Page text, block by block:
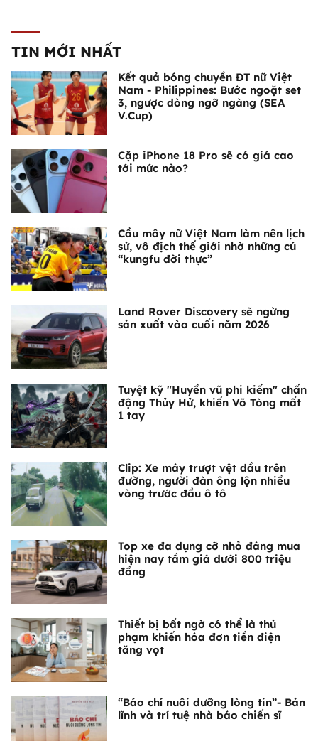
TIN MỚI NHẤT
Kết quả bóng chuyền ĐT nữ Việt
Nam - Philippines: Bước ngoặt set
3, ngược dòng ngỡ ngàng (SEA
V.Cup)
Cặp iPhone 18 Pro sẽ có giá cao
tới mức nào?
Cầu mây nữ Việt Nam làm nên lịch
sử, vô địch thế giới nhờ những cú
“kungfu đời thực”
Land Rover Discovery sẽ ngừng
sản xuất vào cuối năm 2026
Tuyệt kỹ "Huyền vũ phi kiếm" chấn
động Thủy Hử, khiến Võ Tòng mất
1 tay
Clip: Xe máy trượt vệt dầu trên
đường, người đàn ông lộn nhiều
vòng trước đầu ô tô
Top xe đa dụng cỡ nhỏ đáng mua
hiện nay tầm giá dưới 800 triệu
đồng
Thiết bị bất ngờ có thể là thủ
phạm khiến hóa đơn tiền điện
tăng vọt
“Báo chí nuôi dưỡng lòng tin”- Bản
lĩnh và trí tuệ nhà báo chiến sĩ